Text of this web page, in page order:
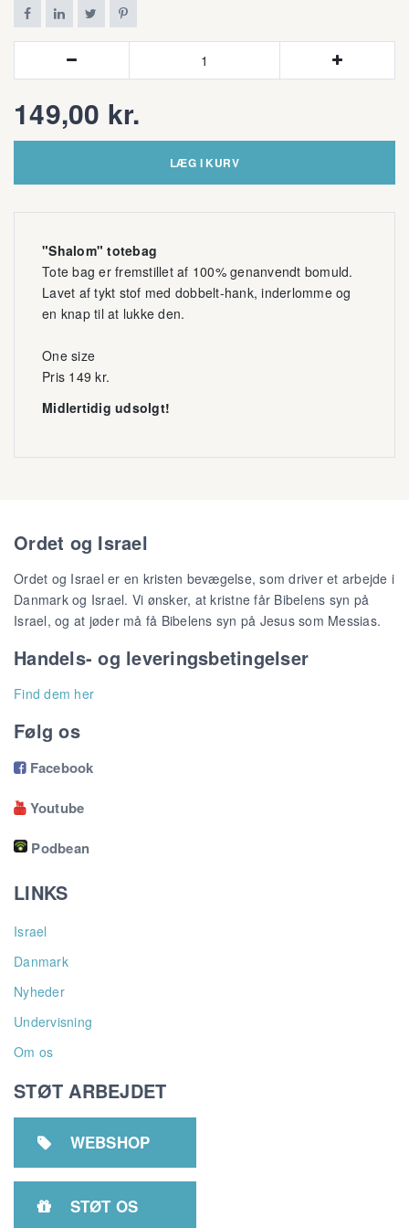
   
 
149,00 kr.
LÆG I KURV
"Shalom" totebag
Tote bag er fremstillet af 100% genanvendt bomuld.
Lavet af tykt stof med dobbelt-hank, inderlomme og
en knap til at lukke den.
One size
Pris 149 kr.
Midlertidig udsolgt!
Ordet og Israel
Ordet og Israel er en kristen bevægelse, som driver et arbejde i
Danmark og Israel. Vi ønsker, at kristne får Bibelens syn på
Israel, og at jøder må få Bibelens syn på Jesus som Messias.
Handels- og leveringsbetingelser
Find dem her
Følg os
Facebook
Youtube
Podbean
LINKS
Israel
Danmark
Nyheder
Undervisning
Om os
STØT ARBEJDET
 WEBSHOP
 STØT OS